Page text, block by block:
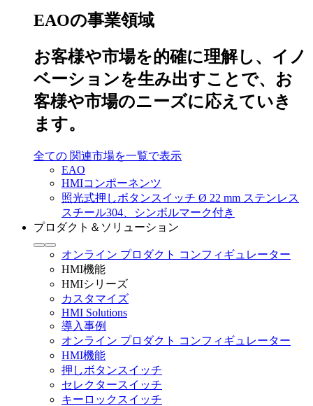
EAOの事業領域
お客様や市場を的確に理解し、イノ
ベーションを生み出すことで、お
客様や市場のニーズに応えていき
ます。
全ての 関連市場を一覧で表示
EAO
HMIコンポーネンツ
照光式押しボタンスイッチ Ø 22 mm ステンレス
スチール304、シンボルマーク付き
プロダクト＆ソリューション
オンライン プロダクト コンフィギュレーター
HMI機能
HMIシリーズ
カスタマイズ
HMI Solutions
導入事例
オンライン プロダクト コンフィギュレーター
HMI機能
押しボタンスイッチ
セレクタースイッチ
キーロックスイッチ